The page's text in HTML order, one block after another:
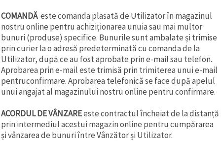
COMANDĂ este comanda plasată de Utilizator în magazinul
nostru online pentru achiziționarea unuia sau mai multor
bunuri (produse) specifice. Bunurile sunt ambalate și trimise
prin curier la o adresă predeterminată cu comanda de la
Utilizator, după ce au fost aprobate prin e-mail sau telefon.
Aprobarea prin e-mail este trimisă prin trimiterea unui e-mail
pentruconfirmare. Aprobarea telefonică se face după apelul
unui angajat al magazinului nostru online pentru confirmare.
ACORDUL DE VÂNZAREeste contractul încheiat de la distanță
prin intermediul acestui magazin online pentru cumpărarea
și vânzarea de bunuri între Vânzător și Utilizator.